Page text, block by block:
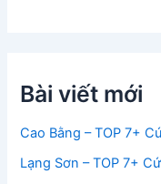
Bài viết mới
Cao Bằng – TOP 7+
Lạng Sơn – TOP 7+